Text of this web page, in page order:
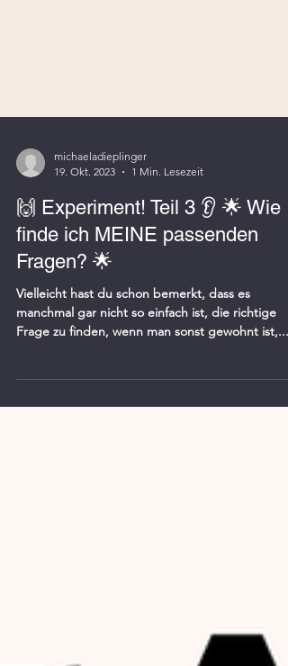
michaeladieplinger
19. Okt. 2023
1 Min. Lesezeit
🙌 Experiment! Teil 3 👂 🌟 Wie
finde ich MEINE passenden
Fragen? 🌟